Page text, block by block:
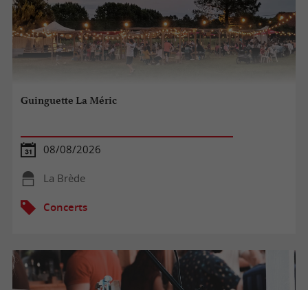
Guinguette La Méric
08/08/2026
La Brède
Concerts